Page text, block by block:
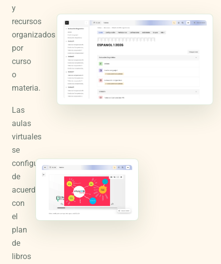
y
recursos
organizados
por
curso
o
materia.
Las
aulas
virtuales
se
configuran
de
acuerdo
con
el
plan
de
libros